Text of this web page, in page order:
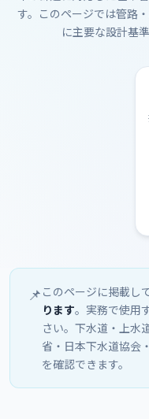
す。このページでは管路
に主要な設計基
📌 このページに掲載し
ります。実務で使用
さい。下水道・上水
省・日本下水道協会
を確認できます。